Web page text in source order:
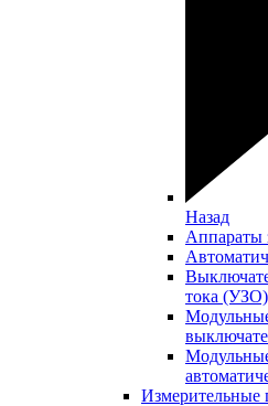
Назад
Аппараты
тока (УЗО)
Измерительные